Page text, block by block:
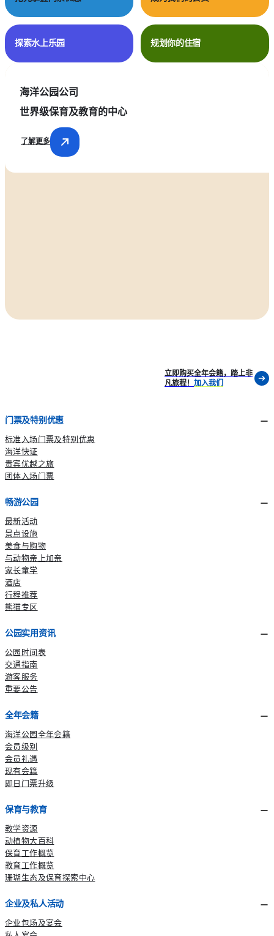
探索水上乐园 规划你的住宿
海洋公园公司
世界级保育及教育的中心
了解更多
立即购买全年会籍，踏上非
凡旅程！ 加入我们
门票及特别优惠
标准入场门票及特别优惠
海洋快证
贵宾优越之旅
团体入场门票
畅游公园
最新活动
景点设施
美食与购物
与动物亲上加亲
家长童学
酒店
行程推荐
熊猫专区
公园实用资讯
公园时间表
交通指南
游客服务
重要公告
全年会籍
海洋公园全年会籍
会员级别
会员礼遇
现有会籍
即日门票升级
保育与教育
教学资源
动植物大百科
保育工作概览
教育工作概览
珊瑚生态及保育探索中心
企业及私人活动
企业包场及宴会